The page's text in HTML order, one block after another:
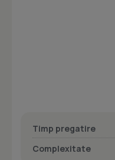
Timp pregatire
Complexitate